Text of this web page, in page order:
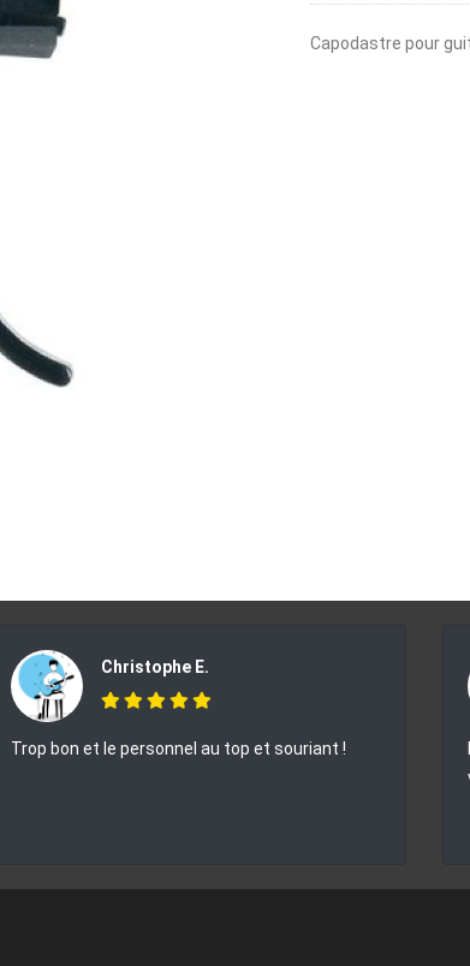
Capodastre pour
Christophe E.
Trop bon et le personnel au top et souriant !